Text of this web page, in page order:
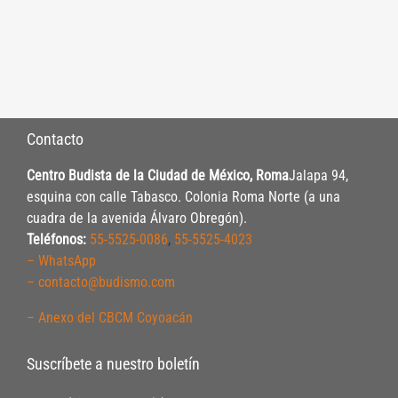
Contacto
Centro Budista de la Ciudad de México, RomaJalapa 94,
esquina con calle Tabasco. Colonia Roma Norte (a una
cuadra de la avenida Álvaro Obregón).
Teléfonos: 55-5525-0086, 55-5525-4023
– WhatsApp
– contacto@budismo.com
– Anexo del CBCM Coyoacán
Suscríbete a nuestro boletín